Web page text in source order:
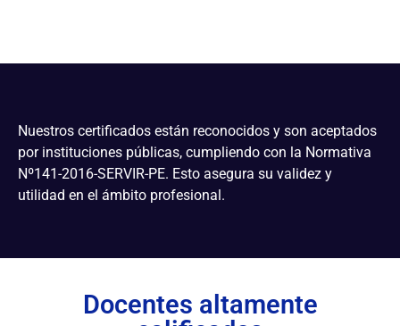
Nuestros certificados están reconocidos y son aceptados
por instituciones públicas, cumpliendo con la Normativa
Nº141-2016-SERVIR-PE. Esto asegura su validez y
utilidad en el ámbito profesional.
Docentes altamente